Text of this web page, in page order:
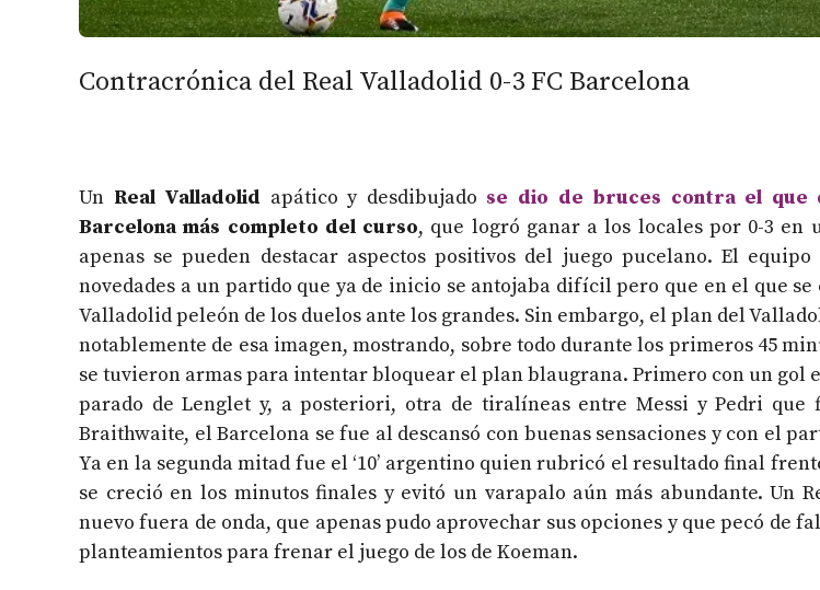
Contracrónica del Real Valladolid 0-3 FC Barcelona
Un Real Valladolid apático y desdibujado se dio de bruces contra el que
Barcelona más completo del curso, que logró ganar a los locales por 0-3 en
apenas se pueden destacar aspectos positivos del juego pucelano. El
novedades a un partido que ya de inicio se antojaba difícil pero que en el que se
Valladolid peleón de los duelos ante los grandes. Sin embargo, el plan del
notablemente de esa imagen, mostrando, sobre todo durante los primeros 45
se tuvieron armas para intentar bloquear el plan blaugrana. Primero con un gol
parado de Lenglet y, a posteriori, otra de tiralíneas entre Messi y Pedri que
Braithwaite, el Barcelona se fue al descansó con buenas sensaciones y con el
Ya en la segunda mitad fue el ‘10’ argentino quien rubricó el resultado final
se creció en los minutos finales y evitó un varapalo aún más abundante. Un
nuevo fuera de onda, que apenas pudo aprovechar sus opciones y que pecó de
planteamientos para frenar el juego de los de Koeman.